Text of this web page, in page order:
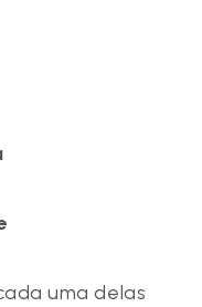
uma delas